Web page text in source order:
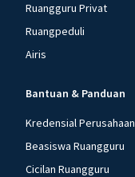
Ruangguru Privat
Ruangpeduli
Airis
Bantuan & Panduan
Kredensial Perusahaan
Beasiswa Ruangguru
Cicilan Ruangguru